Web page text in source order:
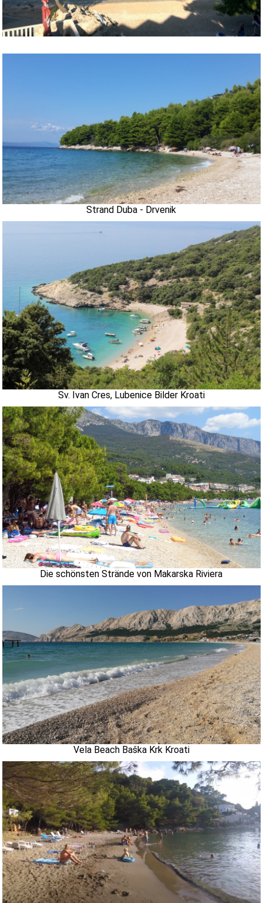
Strand Duba - Drvenik
Sv. Ivan Cres, Lubenice Bilder Kroati
Die schönsten Strände von Makarska Riviera
Vela Beach Baška Krk Kroati